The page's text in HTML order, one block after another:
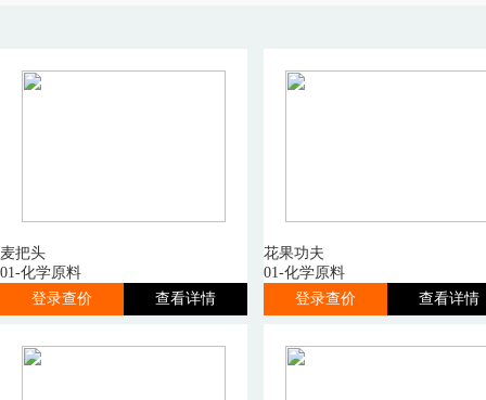
麦把头
01-化学原料
登录查价
查看详情
花果功夫
01-化学原料
登录查价
查看详情